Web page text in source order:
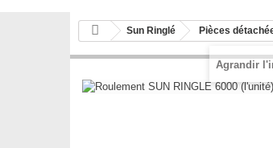
Sun Ringlé Pièces
Agrandir